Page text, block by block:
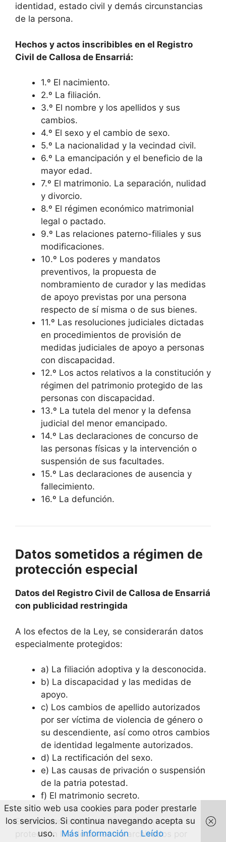
identidad, estado civil y demás circunstancias
de la persona.
Hechos y actos inscribibles en el Registro
Civil de Callosa de Ensarriá:
1.º El nacimiento.
2.º La filiación.
3.º El nombre y los apellidos y sus
cambios.
4.º El sexo y el cambio de sexo.
5.º La nacionalidad y la vecindad civil.
6.º La emancipación y el beneficio de la
mayor edad.
7.º El matrimonio. La separación, nulidad
y divorcio.
8.º El régimen económico matrimonial
legal o pactado.
9.º Las relaciones paterno-filiales y sus
modificaciones.
10.º Los poderes y mandatos
preventivos, la propuesta de
nombramiento de curador y las medidas
de apoyo previstas por una persona
respecto de sí misma o de sus bienes.
11.º Las resoluciones judiciales dictadas
en procedimientos de provisión de
medidas judiciales de apoyo a personas
con discapacidad.
12.º Los actos relativos a la constitución y
régimen del patrimonio protegido de las
personas con discapacidad.
13.º La tutela del menor y la defensa
judicial del menor emancipado.
14.º Las declaraciones de concurso de
las personas físicas y la intervención o
suspensión de sus facultades.
15.º Las declaraciones de ausencia y
fallecimiento.
16.º La defunción.
Datos sometidos a régimen de
protección especial
Datos del Registro Civil de Callosa de Ensarriá
con publicidad restringida
A los efectos de la Ley, se considerarán datos
especialmente protegidos:
a) La filiación adoptiva y la desconocida.
b) La discapacidad y las medidas de
apoyo.
c) Los cambios de apellido autorizados
por ser víctima de violencia de género o
su descendiente, así como otros cambios
de identidad legalmente autorizados.
d) La rectificación del sexo.
e) Las causas de privación o suspensión
de la patria potestad.
f) El matrimonio secreto.
Estarán sometidos al mismo régimen de
protección los documentos archivados por
Este sitio web usa cookies para poder prestarle
los servicios. Si continua navegando acepta su
uso.
Más información Leído